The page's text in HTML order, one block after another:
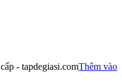
Thêm vào